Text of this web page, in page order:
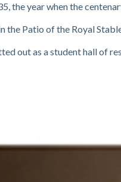
the year when the
the Patio of the Royal
out as a student hall of